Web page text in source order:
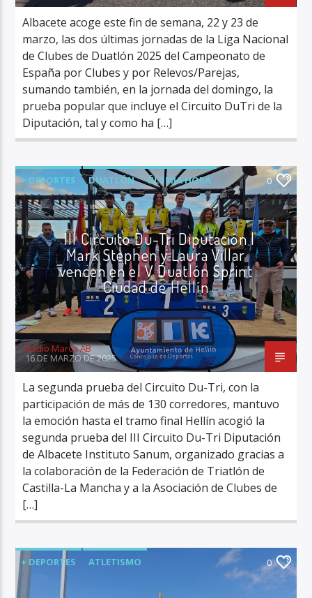
Albacete acoge este fin de semana, 22 y 23 de
marzo, las dos últimas jornadas de la Liga Nacional
de Clubes de Duatlón 2025 del Campeonato de
España por Clubes y por Relevos/Parejas,
sumando también, en la jornada del domingo, la
prueba popular que incluye el Circuito DuTri de la
Diputación, tal y como ha […]
+ DEPORTES DUATLÓN ÚLTIMA HORA 0
III Circuito Du-Tri Diputación |
Mark Stephen y Laura Villar
vencen en el V Duatlón Sprint
Ciudad de Hellín
Radio Marca AB
16 DE MARZO DE 2025
La segunda prueba del Circuito Du-Tri, con la
participación de más de 130 corredores, mantuvo
la emoción hasta el tramo final Hellín acogió la
segunda prueba del III Circuito Du-Tri Diputación
de Albacete Instituto Sanum, organizado gracias a
la colaboración de la Federación de Triatlón de
Castilla-La Mancha y a la Asociación de Clubes de
[…]
+ DEPORTES
ATLETISMO
DEPORTE ESCOLAR
0